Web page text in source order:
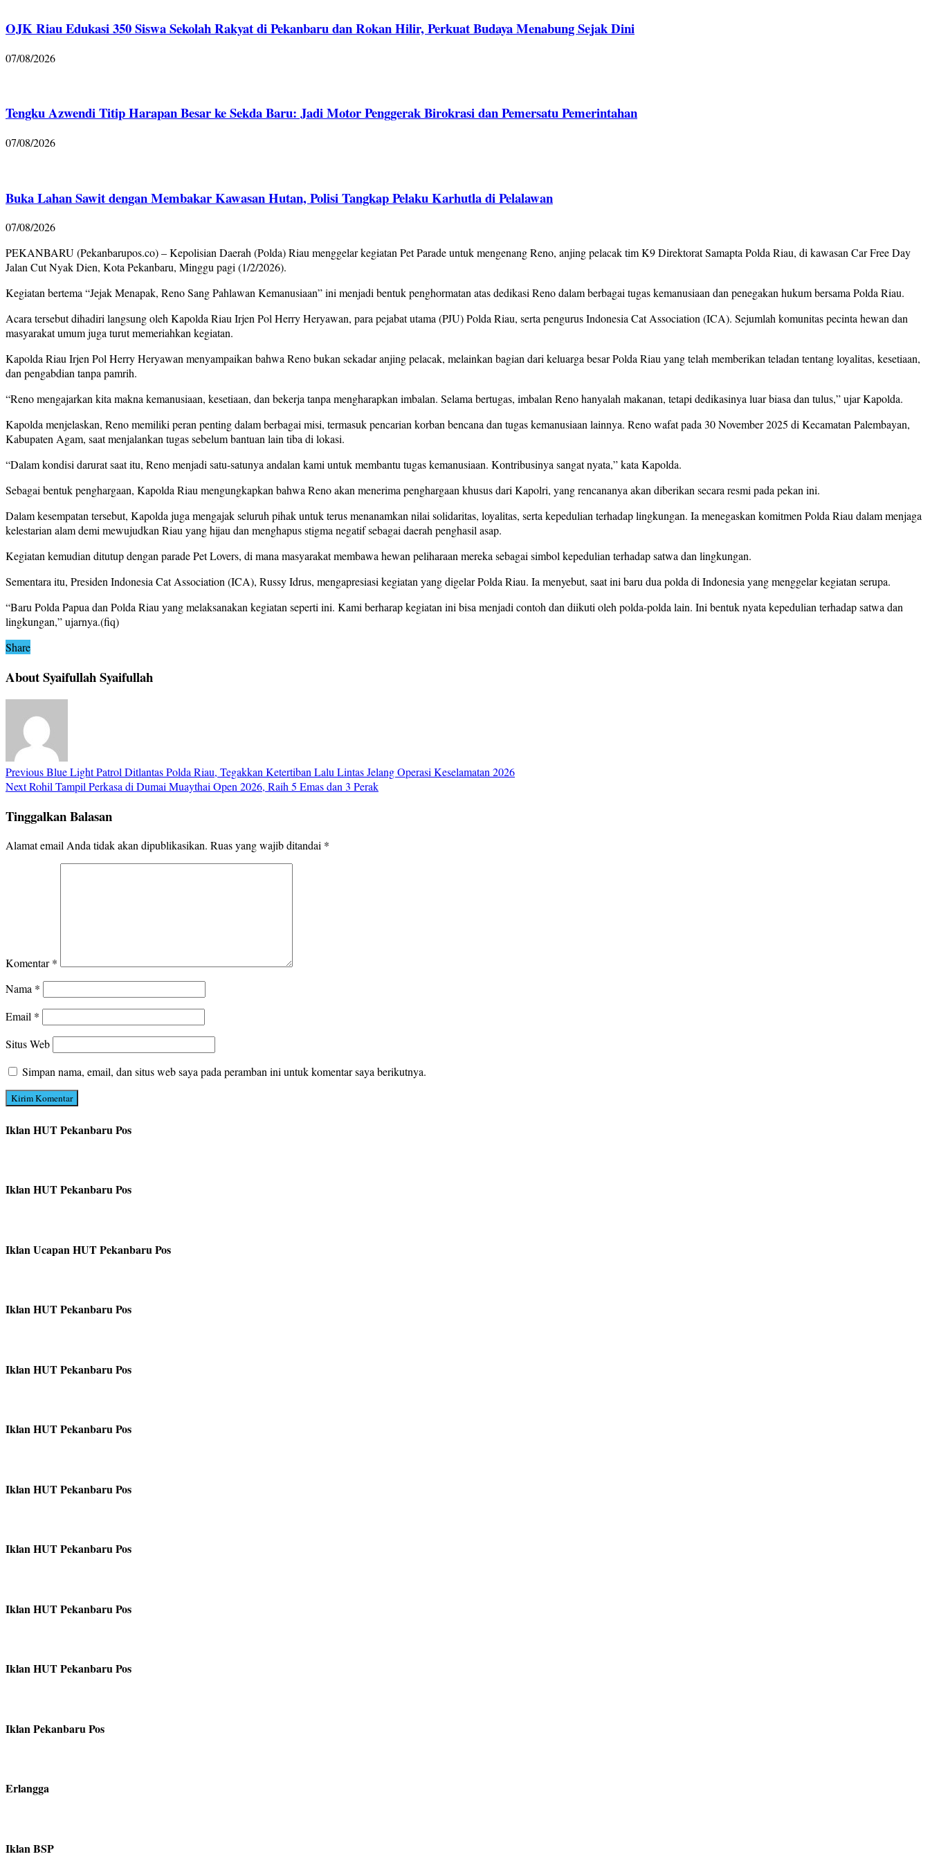
OJK Riau Edukasi 350 Siswa Sekolah Rakyat di Pekanbaru dan Rokan Hilir, Perkuat Budaya Menabung Sejak Dini
07/08/2026
Tengku Azwendi Titip Harapan Besar ke Sekda Baru: Jadi Motor Penggerak Birokrasi dan Pemersatu Pemerintahan
07/08/2026
Buka Lahan Sawit dengan Membakar Kawasan Hutan, Polisi Tangkap Pelaku Karhutla di Pelalawan
07/08/2026
PEKANBARU (Pekanbarupos.co) – Kepolisian Daerah (Polda) Riau menggelar kegiatan Pet Parade untuk mengenang Reno, anjing pelacak tim K9 Direktorat Samapta Polda Riau, di kawasan Car Free Day
Jalan Cut Nyak Dien, Kota Pekanbaru, Minggu pagi (1/2/2026).
Kegiatan bertema “Jejak Menapak, Reno Sang Pahlawan Kemanusiaan” ini menjadi bentuk penghormatan atas dedikasi Reno dalam berbagai tugas kemanusiaan dan penegakan hukum bersama Polda Riau.
Acara tersebut dihadiri langsung oleh Kapolda Riau Irjen Pol Herry Heryawan, para pejabat utama (PJU) Polda Riau, serta pengurus Indonesia Cat Association (ICA). Sejumlah komunitas pecinta hewan dan
masyarakat umum juga turut memeriahkan kegiatan.
Kapolda Riau Irjen Pol Herry Heryawan menyampaikan bahwa Reno bukan sekadar anjing pelacak, melainkan bagian dari keluarga besar Polda Riau yang telah memberikan teladan tentang loyalitas, kesetiaan,
dan pengabdian tanpa pamrih.
“Reno mengajarkan kita makna kemanusiaan, kesetiaan, dan bekerja tanpa mengharapkan imbalan. Selama bertugas, imbalan Reno hanyalah makanan, tetapi dedikasinya luar biasa dan tulus,” ujar Kapolda.
Kapolda menjelaskan, Reno memiliki peran penting dalam berbagai misi, termasuk pencarian korban bencana dan tugas kemanusiaan lainnya. Reno wafat pada 30 November 2025 di Kecamatan Palembayan,
Kabupaten Agam, saat menjalankan tugas sebelum bantuan lain tiba di lokasi.
“Dalam kondisi darurat saat itu, Reno menjadi satu-satunya andalan kami untuk membantu tugas kemanusiaan. Kontribusinya sangat nyata,” kata Kapolda.
Sebagai bentuk penghargaan, Kapolda Riau mengungkapkan bahwa Reno akan menerima penghargaan khusus dari Kapolri, yang rencananya akan diberikan secara resmi pada pekan ini.
Dalam kesempatan tersebut, Kapolda juga mengajak seluruh pihak untuk terus menanamkan nilai solidaritas, loyalitas, serta kepedulian terhadap lingkungan. Ia menegaskan komitmen Polda Riau dalam menjaga
kelestarian alam demi mewujudkan Riau yang hijau dan menghapus stigma negatif sebagai daerah penghasil asap.
Kegiatan kemudian ditutup dengan parade Pet Lovers, di mana masyarakat membawa hewan peliharaan mereka sebagai simbol kepedulian terhadap satwa dan lingkungan.
Sementara itu, Presiden Indonesia Cat Association (ICA), Russy Idrus, mengapresiasi kegiatan yang digelar Polda Riau. Ia menyebut, saat ini baru dua polda di Indonesia yang menggelar kegiatan serupa.
“Baru Polda Papua dan Polda Riau yang melaksanakan kegiatan seperti ini. Kami berharap kegiatan ini bisa menjadi contoh dan diikuti oleh polda-polda lain. Ini bentuk nyata kepedulian terhadap satwa dan
lingkungan,” ujarnya.(fiq)
Share
About Syaifullah Syaifullah
PreviousBlue Light Patrol Ditlantas Polda Riau, Tegakkan Ketertiban Lalu Lintas Jelang Operasi Keselamatan 2026
NextRohil Tampil Perkasa di Dumai Muaythai Open 2026, Raih 5 Emas dan 3 Perak
Tinggalkan Balasan
Alamat email Anda tidak akan dipublikasikan. Ruas yang wajib ditandai *
Komentar*
Nama *
Email *
Situs Web
Simpan nama, email, dan situs web saya pada peramban ini untuk komentar saya berikutnya.
Iklan HUT Pekanbaru Pos
Iklan HUT Pekanbaru Pos
Iklan Ucapan HUT Pekanbaru Pos
Iklan HUT Pekanbaru Pos
Iklan HUT Pekanbaru Pos
Iklan HUT Pekanbaru Pos
Iklan HUT Pekanbaru Pos
Iklan HUT Pekanbaru Pos
Iklan HUT Pekanbaru Pos
Iklan HUT Pekanbaru Pos
Iklan Pekanbaru Pos
Erlangga
Iklan BSP